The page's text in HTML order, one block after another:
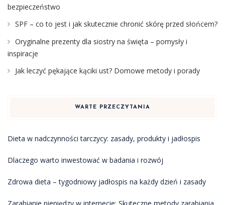
bezpieczeństwo
SPF – co to jest i jak skutecznie chronić skórę przed słońcem?
Oryginalne prezenty dla siostry na święta – pomysły i
inspiracje
Jak leczyć pękające kąciki ust? Domowe metody i porady
WARTE PRZECZYTANIA
Dieta w nadczynności tarczycy: zasady, produkty i jadłospis
Dlaczego warto inwestować w badania i rozwój
Zdrowa dieta – tygodniowy jadłospis na każdy dzień i zasady
Zarabianie pieniędzy w internecie: Skuteczne metody zarabiania